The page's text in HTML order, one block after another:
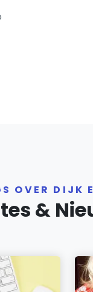
OVER DIJK
&